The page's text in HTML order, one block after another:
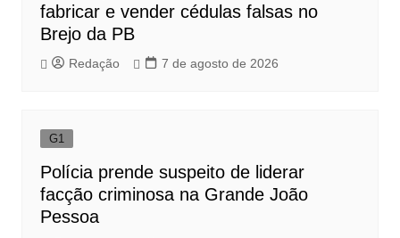
fabricar e vender cédulas falsas no
Brejo da PB
Redação 7 de agosto de 2026
G1
Polícia prende suspeito de liderar
facção criminosa na Grande João
Pessoa